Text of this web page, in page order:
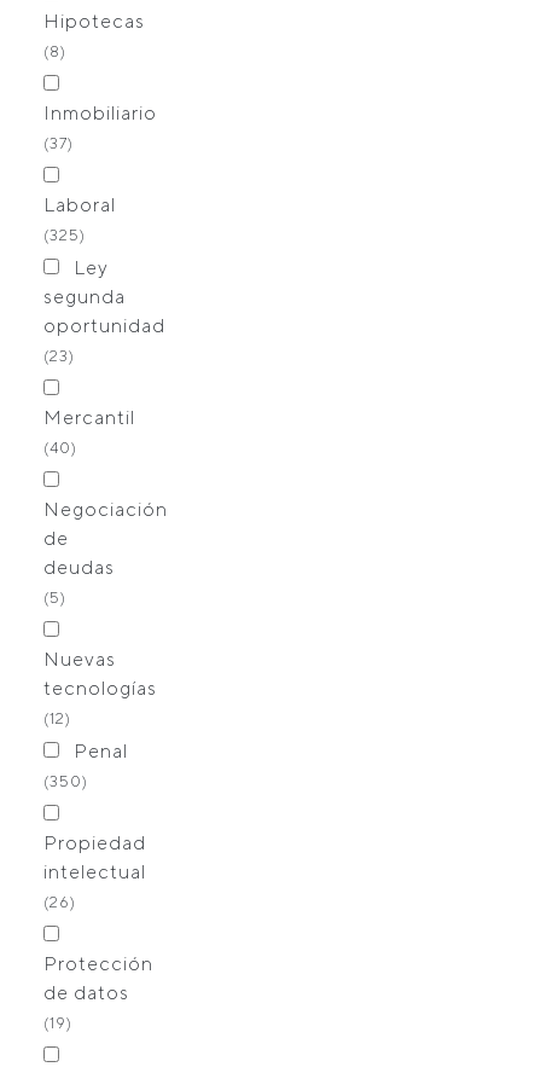
Hipotecas
(8)
Inmobiliario
(37)
Laboral
(325)
Ley
segunda
oportunidad
(23)
Mercantil
(40)
Negociación
de
deudas
(5)
Nuevas
tecnologías
(12)
Penal
(350)
Propiedad
intelectual
(26)
Protección
de datos
(19)